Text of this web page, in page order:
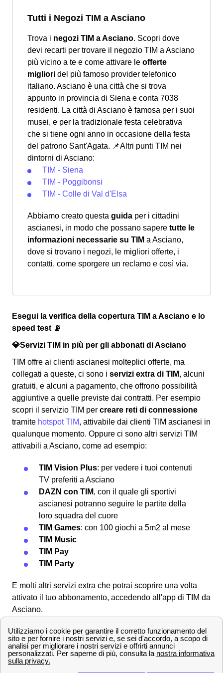
Tutti i Negozi TIM a Asciano
Trova i negozi TIM a Asciano. Scopri dove
devi recarti per trovare il negozio TIM a Asciano
più vicino a te e come attivare le offerte
migliori del più famoso provider telefonico
italiano. Asciano è una città che si trova
appunto in provincia di Siena e conta 7038
residenti. La città di Asciano è famosa per i suoi
musei, e per la tradizionale festa celebrativa
che si tiene ogni anno in occasione della festa
del patrono Sant'Agata. 📌Altri punti TIM nei
dintorni di Asciano:
TIM - Siena
TIM - Poggibonsi
TIM - Colle di Val d'Elsa
Abbiamo creato questa guida per i cittadini
ascianesi, in modo che possano sapere tutte le
informazioni necessarie su TIM a Asciano,
dove si trovano i negozi, le migliori offerte, i
contatti, come sporgere un reclamo e così via.
Esegui la verifica della copertura TIM a Asciano e lo
speed test 📡
💎Servizi TIM in più per gli abbonati di Asciano
TIM offre ai clienti ascianesi molteplici offerte, ma
collegati a queste, ci sono i servizi extra di TIM, alcuni
gratuiti, e alcuni a pagamento, che offrono possibilità
aggiuntive a quelle previste dai contratti. Per esempio
scopri il servizio TIM per creare reti di connessione
tramite hotspot TIM, attivabile dai clienti TIM ascianesi in
qualunque momento. Oppure ci sono altri servizi TIM
attivabili a Asciano, come ad esempio:
TIM Vision Plus: per vedere i tuoi contenuti
TV preferiti a Asciano
DAZN con TIM, con il quale gli sportivi
ascianesi potranno seguire le partite della
loro squadra del cuore
TIM Games: con 100 giochi a 5m2 al mese
TIM Music
TIM Pay
TIM Party
E molti altri servizi extra che potrai scoprire una volta
attivato il tuo abbonamento, accedendo all'app di TIM da
Asciano.
Qui trovi tutti i numeri verdi e i contatti di TIM a Asciano
per poter parlare con il servizio clienti, attivare o
disattivare le offerte o risolvere eventuali problemi.